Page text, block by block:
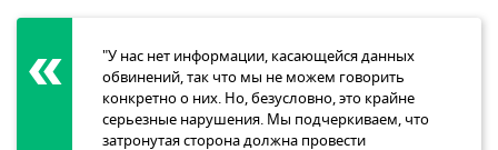
"У нас нет информации, касающейся данных
обвинений, так что мы не можем говорить
конкретно о них. Но, безусловно, это крайне
серьезные нарушения. Мы подчеркиваем, что
затронутая сторона должна провести